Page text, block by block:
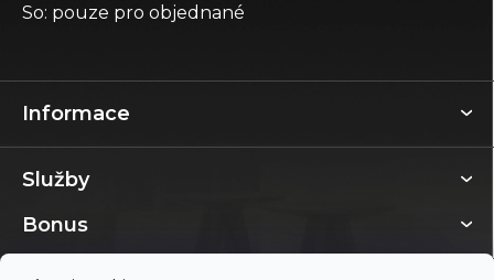
Informace
Služby
Bonus
So: pouze pro objednané